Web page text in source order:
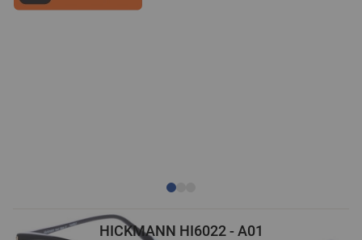
HICKMANN HI6022 - A01